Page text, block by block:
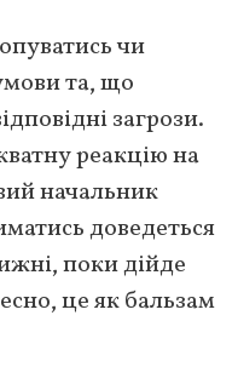
чи
та, що
загрози.
реакцію на
начальник
доведеться
поки дійде
це як бальзам